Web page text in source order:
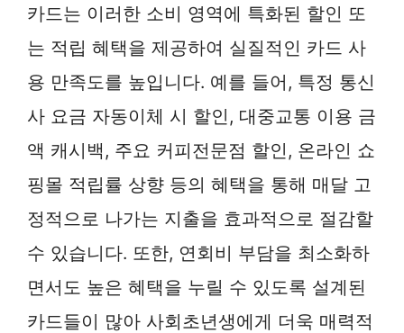
카드는 이러한 소비 영역에 특화된 할인 또
는 적립 혜택을 제공하여 실질적인 카드 사
용 만족도를 높입니다. 예를 들어, 특정 통신
사 요금 자동이체 시 할인, 대중교통 이용 금
액 캐시백, 주요 커피전문점 할인, 온라인 쇼
핑몰 적립률 상향 등의 혜택을 통해 매달 고
정적으로 나가는 지출을 효과적으로 절감할
수 있습니다. 또한, 연회비 부담을 최소화하
면서도 높은 혜택을 누릴 수 있도록 설계된
카드들이 많아 사회초년생에게 더욱 매력적